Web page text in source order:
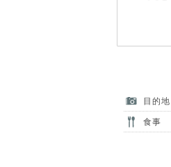
目的地
食事